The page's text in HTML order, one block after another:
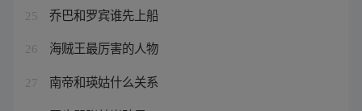
25 乔巴和罗宾谁先上船
26 海贼王最厉害的人物
27 南帝和瑛姑什么关系